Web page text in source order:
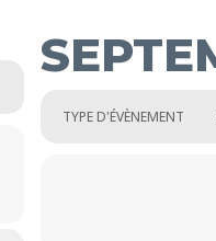
TYPE D'ÉVÈNEMENT